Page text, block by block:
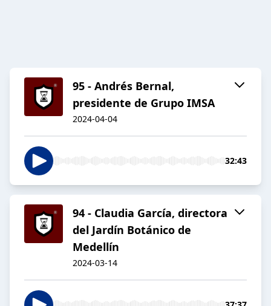
95 - Andrés Bernal,
presidente de Grupo IMSA
2024-04-04
32:43
94 - Claudia García, directora
del Jardín Botánico de
Medellín
2024-03-14